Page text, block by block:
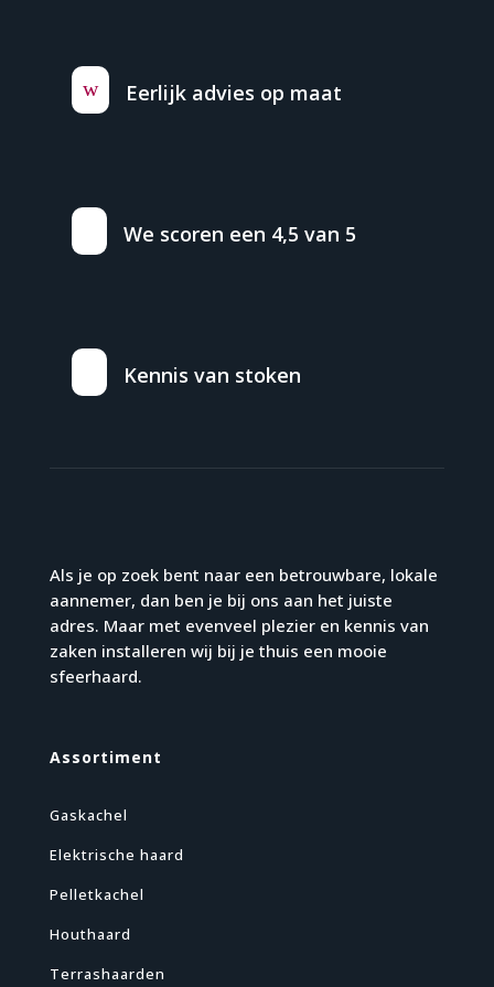
w Eerlijk advies op maat
We scoren een 4,5 van 5
Kennis van stoken
Als je op zoek bent naar een betrouwbare, lokale
aannemer, dan ben je bij ons aan het juiste
adres. Maar met evenveel plezier en kennis van
zaken installeren wij bij je thuis een mooie
sfeerhaard.
Assortiment
Gaskachel
Elektrische haard
Pelletkachel
Houthaard
Terrashaarden